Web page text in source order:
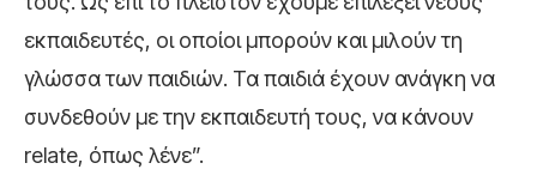
εκπαιδευτές, οι οποίοι μπορούν και μιλούν τη
γλώσσα των παιδιών. Τα παιδιά έχουν ανάγκη να
συνδεθούν με την εκπαιδευτή τους, να κάνουν
relate, όπως λένε”.